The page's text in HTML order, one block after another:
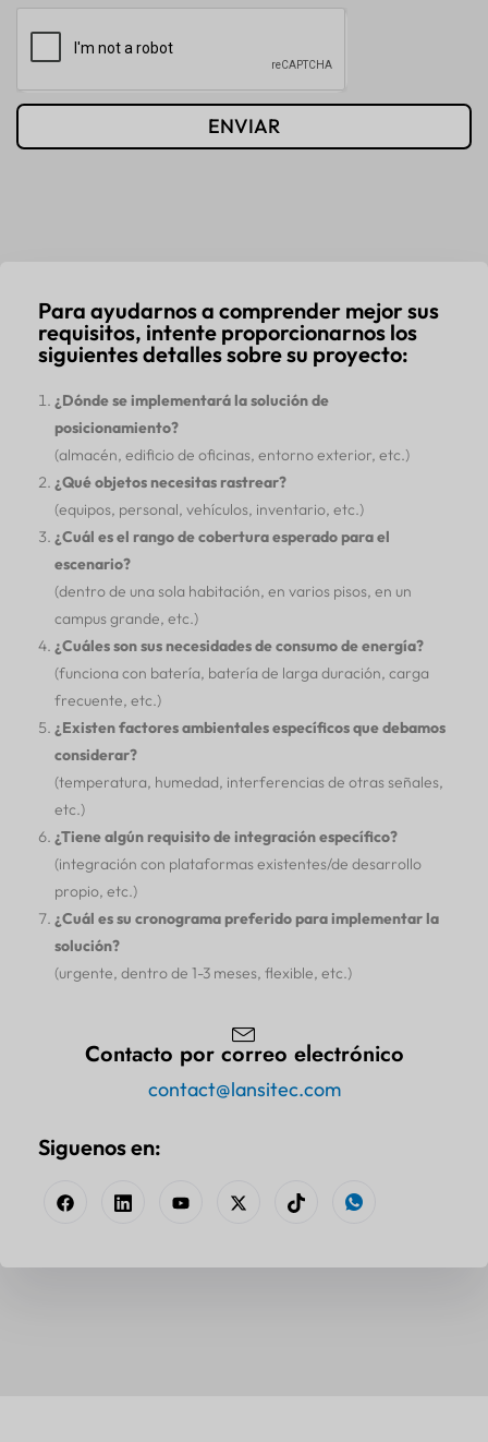
ENVIAR
Para ayudarnos a comprender mejor sus
requisitos, intente proporcionarnos los
siguientes detalles sobre su proyecto:
¿Dónde se implementará la solución de
posicionamiento?
(almacén, edificio de oficinas, entorno exterior, etc.)
¿Qué objetos necesitas rastrear?
(equipos, personal, vehículos, inventario, etc.)
¿Cuál es el rango de cobertura esperado para el
escenario?
(dentro de una sola habitación, en varios pisos, en un
campus grande, etc.)
¿Cuáles son sus necesidades de consumo de energía?
(funciona con batería, batería de larga duración, carga
frecuente, etc.)
¿Existen factores ambientales específicos que debamos
considerar?
(temperatura, humedad, interferencias de otras señales,
etc.)
¿Tiene algún requisito de integración específico?
(integración con plataformas existentes/de desarrollo
propio, etc.)
¿Cuál es su cronograma preferido para implementar la
solución?
(urgente, dentro de 1-3 meses, flexible, etc.)
Contacto por correo electrónico
contact@lansitec.com
Siguenos en: